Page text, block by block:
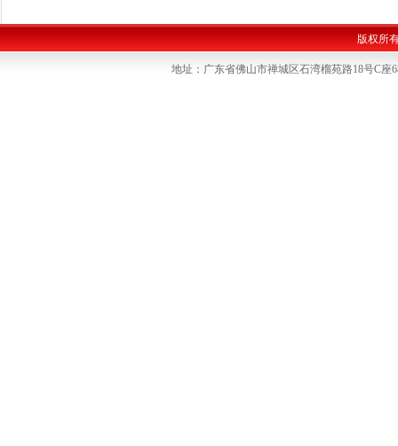
版权所
地址：广东省佛山市禅城区石湾榴苑路18号